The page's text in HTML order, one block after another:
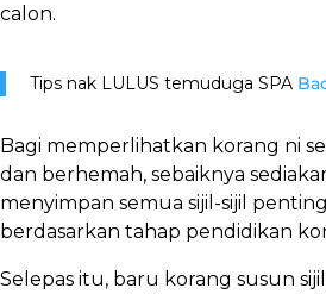
calon.
Tips nak LULUS temuduga SPA
Bagi memperlihatkan korang ni
dan berhemah, sebaiknya
menyimpan semua sijil-sijil
berdasarkan tahap pendidikan
Selepas itu, baru korang susun